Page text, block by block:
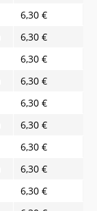
6,30 €
6,30 €
6,30 €
6,30 €
6,30 €
6,30 €
6,30 €
6,30 €
6,30 €